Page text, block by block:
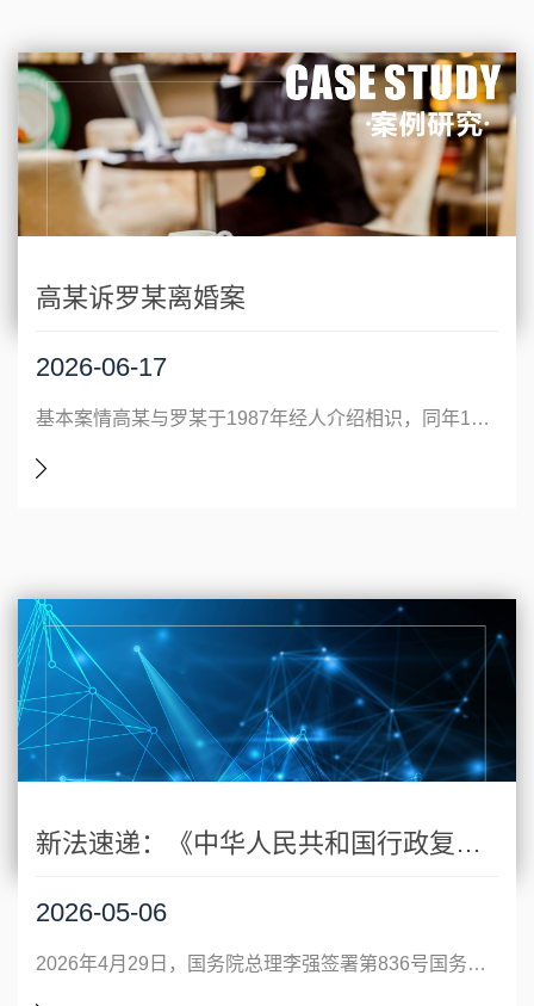
高某诉罗某离婚案
2026-06-17
基本案情高某与罗某于1987年经人介绍相识，同年12月登记结婚，于1992年8月生育一子罗某某。2010年、2011年，高某曾两次诉至法院要求离婚，北京市海淀区人民法院均判决驳回了高某的诉讼请求。2012年5月，高某再次诉至北京市海淀区人民法院要求离婚。经查，2000年，高某与北京××实业总公司就购买位于北京市海淀区××小区×
新法速递：《中华人民共和国行政复议法实施条例》修订概览与要点解读
2026-05-06
2026年4月29日，国务院总理李强签署第836号国务院令，公布修订后的《中华人民共和国行政复议法实施条例》（以下简称《条例》），自2026年7月1日起施行。《条例》由原来的七章六十六条增至八章七十七条，是2023年全面修订的《中华人民共和国行政复议法》的核心配套法规，旨在细化行政复议法有关规定，健全完善行政复议体制机